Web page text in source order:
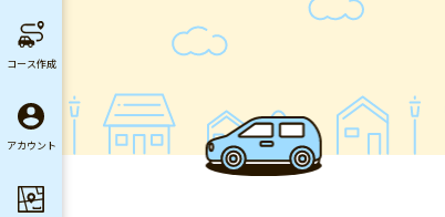
コース作成
アカウント